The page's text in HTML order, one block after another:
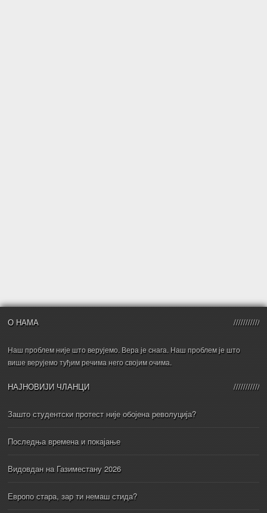
О НАМА
Наш проблем није што верујемо. Вера је снага. Наш проблем је што
више верујемо туђим речима него својим очима.
НАЈНОВИЈИ ЧЛАНЦИ
Зашто студентски протест није обојена револуција?
Последња времена и покајање
Видовдан на Газиместану 2026
Европо стара, зар ти немаш стида?